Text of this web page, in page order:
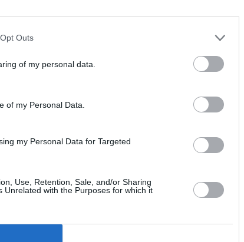
Outs
of my personal data.
of my Personal Data.
my Personal Data for Targeted
Use, Retention, Sale, and/or Sharing
Unrelated with the Purposes for which it